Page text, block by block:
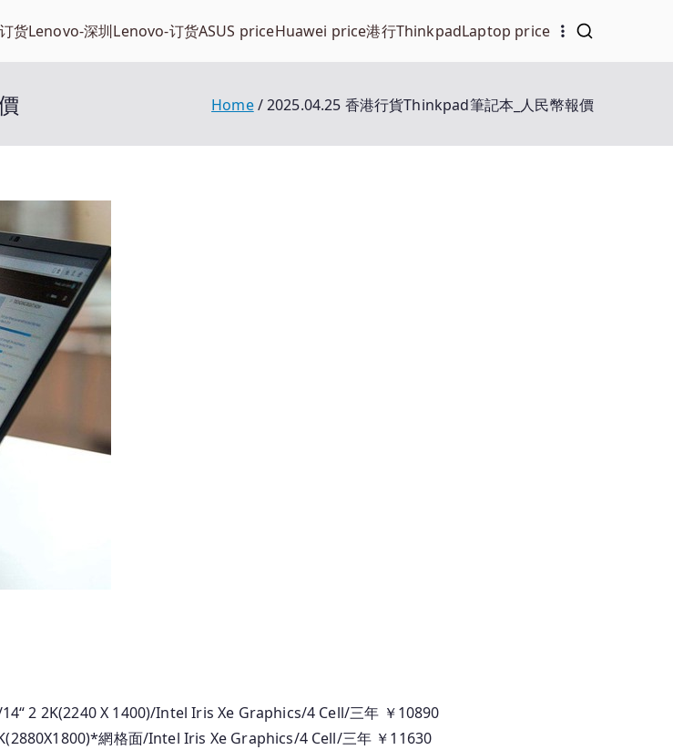
货Lenovo-深圳Lenovo-订货ASUS priceHuawei price港行ThinkpadLaptop price
Home 2025.04.25 香港行貨Thinkpad筆記本_人民幣報價
2 2K(2240 X 1400)/Intel Iris Xe Graphics/4 Cell/三年 ￥10890
網格面/Intel Iris Xe Graphics/4 Cell/三年 ￥11630